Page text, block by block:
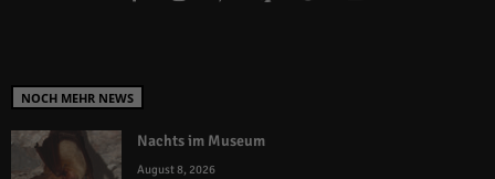
NOCH MEHR NEWS
Nachts im Museum
August 8, 2026